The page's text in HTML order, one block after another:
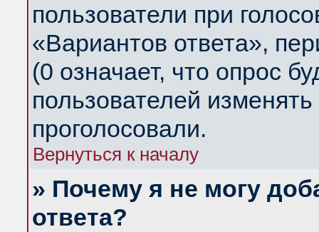
пользователи при
«Вариантов ответа»,
(0 означает, что опрос
пользователей
проголосовали.
Вернуться к началу
» Почему я не могу
ответа?